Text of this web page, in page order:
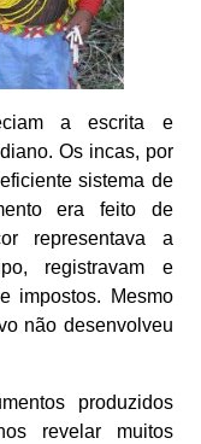
a escrita e
Os incas, por
sistema de
era feito de
representava a
registravam e
impostos. Mesmo
não desenvolveu
produzidos
revelar muitos